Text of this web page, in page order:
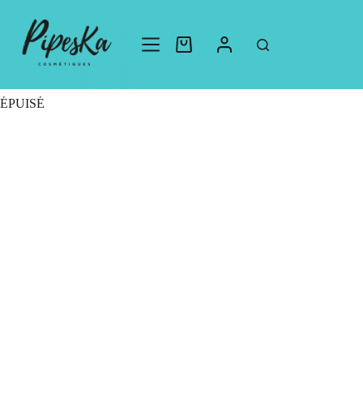
Accueil
Non classé
Brosse à cheveux noire rectangulaire
ÉPUISÉ